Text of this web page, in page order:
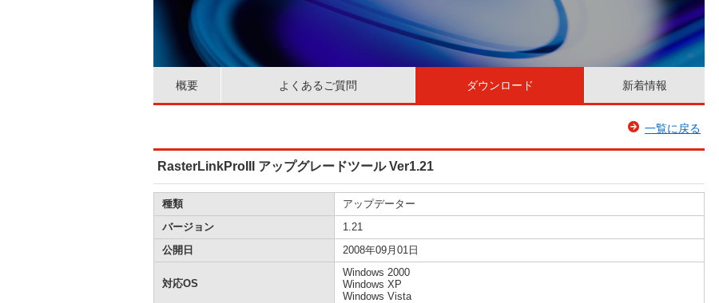
概要 よくあるご質問 ダウンロード 新着情報
一覧に戻る
RasterLinkProIII アップグレードツール Ver1.21
種類
アップデーター
バージョン
1.21
公開日
2008年09月01日
対応OS
Windows 2000
Windows XP
Windows Vista